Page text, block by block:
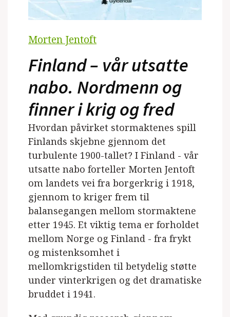
Morten Jentoft
Finland – vår utsatte
nabo. Nordmenn og
finner i krig og fred
Hvordan påvirket stormaktenes spill
Finlands skjebne gjennom det
turbulente 1900-tallet? I Finland - vår
utsatte nabo forteller Morten Jentoft
om landets vei fra borgerkrig i 1918,
gjennom to kriger frem til
balansegangen mellom stormaktene
etter 1945. Et viktig tema er forholdet
mellom Norge og Finland - fra frykt
og mistenksomhet i
mellomkrigstiden til betydelig støtte
under vinterkrigen og det dramatiske
bruddet i 1941.